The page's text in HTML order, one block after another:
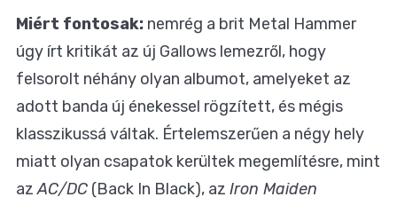
Miért fontosak: nemrég a brit Metal Hammer
úgy írt kritikát az új Gallows lemezről, hogy
felsorolt néhány olyan albumot, amelyeket az
adott banda új énekessel rögzített, és mégis
klasszikussá váltak. Értelemszerűen a négy hely
miatt olyan csapatok kerültek megemlítésre, mint
azAC/DC (Back In Black), az Iron Maiden